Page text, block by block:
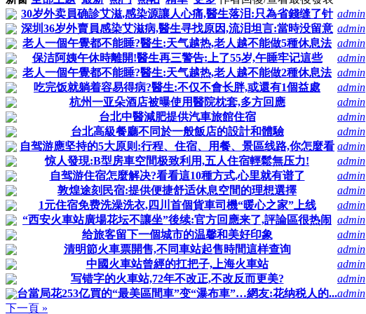
30岁外卖員确診艾滋,感染源讓人心痛,醫生落泪:只為省錢缝了针 admin
深圳36岁外賣員感染艾滋病,醫生寻找原因,流泪坦言:當時没留意 admin
老人一個午覺都不能睡?醫生:天气越热,老人越不能做5種休息法 admin
保洁阿姨午休時離開!醫生再三警告:上了55岁,午睡牢记這些
admin
老人一個午覺都不能睡?醫生:天气越热,老人越不能做2種休息法 admin
吃完饭就躺着容易得病?醫生:不仅不會长胖,或還有1個益處
admin
杭州一亚朵酒店被曝使用醫院枕套,多方回應
admin
台北中醫減肥提供汽車旅館住宿
admin
台北高級餐廳不同於一般飯店的設計和體驗
admin
自驾游應坚持的5大原则:行程、住宿、用餐、景區线路,你怎麼看 admin
惊人發現:B型房車空間极致利用,五人住宿輕鬆無压力!
admin
自驾游住宿怎麼解决?看看這10種方式,心里就有谱了
admin
敦煌途刻民宿:提供便捷舒适休息空間的理想選擇
admin
1元住宿免费洗澡洗衣,四川首個貨車司機“暖心之家”上线
admin
“西安火車站廣場花坛不讓坐”後续:官方回應来了,評論區很热闹 admin
给旅客留下一個城市的温馨和美好印象
admin
清明節火車票開售,不同車站起售時間這样查询
admin
中國火車站曾經的扛把子,上海火車站
admin
写错字的火車站,72年不改正,不改反而更美?
admin
台當局花253亿買的“最美區間車”变“瀑布車”…網友:花纳税人的...admin
下一頁 »